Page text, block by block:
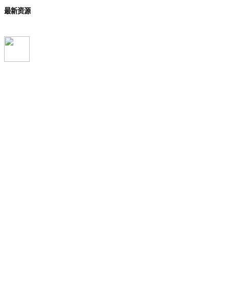
最新资源